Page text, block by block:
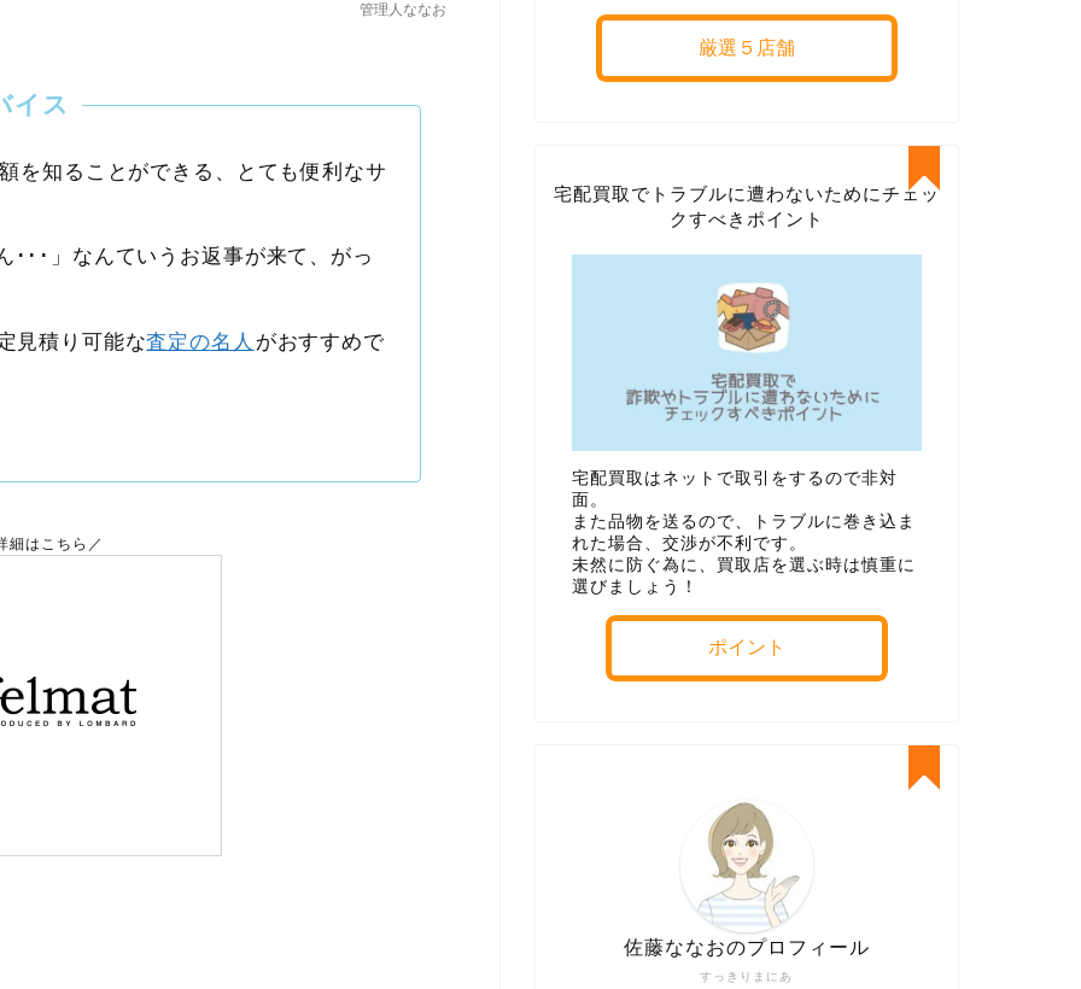
管理人ななお
イス
を知ることができる、とても便利なサ
･･･」なんていうお返事が来て、がっ
見積り可能な査定の名人 がおすすめで
細はこちら／
厳選５店舗
宅配買取でトラブルに遭わないためにチェッ
クすべきポイント
宅配買取はネットで取引をするので非対
面。
また品物を送るので、トラブルに巻き込ま
れた場合、交渉が不利です。
未然に防ぐ為に、買取店を選ぶ時は慎重に
選びましょう！
ポイント
すっきりまにあ
佐藤ななおのプロフィール